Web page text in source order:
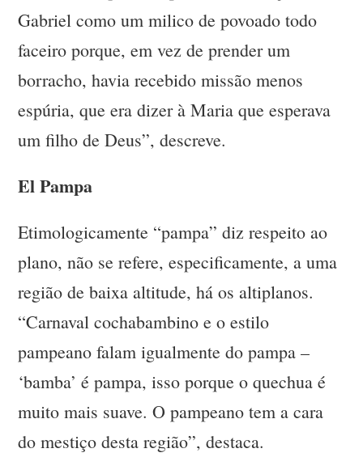
Gabriel como um milico de povoado todo
faceiro porque, em vez de prender um
borracho, havia recebido missão menos
espúria, que era dizer à Maria que esperava
um filho de Deus”, descreve.
El Pampa
Etimologicamente “pampa” diz respeito ao
plano, não se refere, especificamente, a uma
região de baixa altitude, há os altiplanos.
“Carnaval cochabambino e o estilo
pampeano falam igualmente do pampa –
‘bamba’ é pampa, isso porque o quechua é
muito mais suave. O pampeano tem a cara
do mestiço desta região”, destaca.